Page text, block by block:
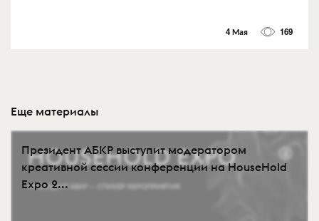
4 Мая 169
Еще материалы
Президент АБКР выступит модератором
креативной сессии конференции на HouseHold
Expo 2...